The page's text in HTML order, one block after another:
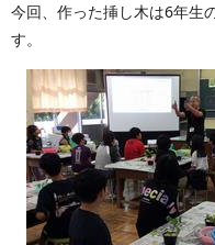
今回、作った挿し木は6年生
す。